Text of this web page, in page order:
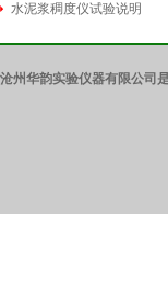
水泥浆稠度仪试验说明
沧州华韵实验仪器有限公司